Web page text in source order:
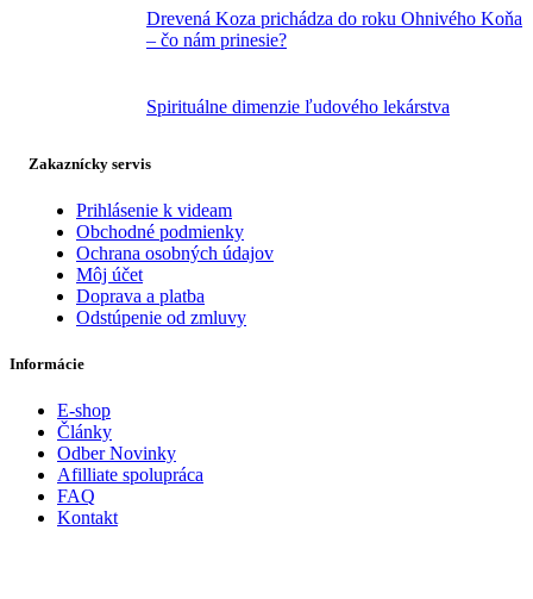
Drevená Koza prichádza do roku Ohnivého Koňa
– čo nám prinesie?
Spirituálne dimenzie ľudového lekárstva
Zakaznícky servis
Prihlásenie k videam
Obchodné podmienky
Ochrana osobných údajov
Môj účet
Doprava a platba
Odstúpenie od zmluvy
Informácie
E-shop
Články
Odber Novinky
Afilliate spolupráca
FAQ
Kontakt